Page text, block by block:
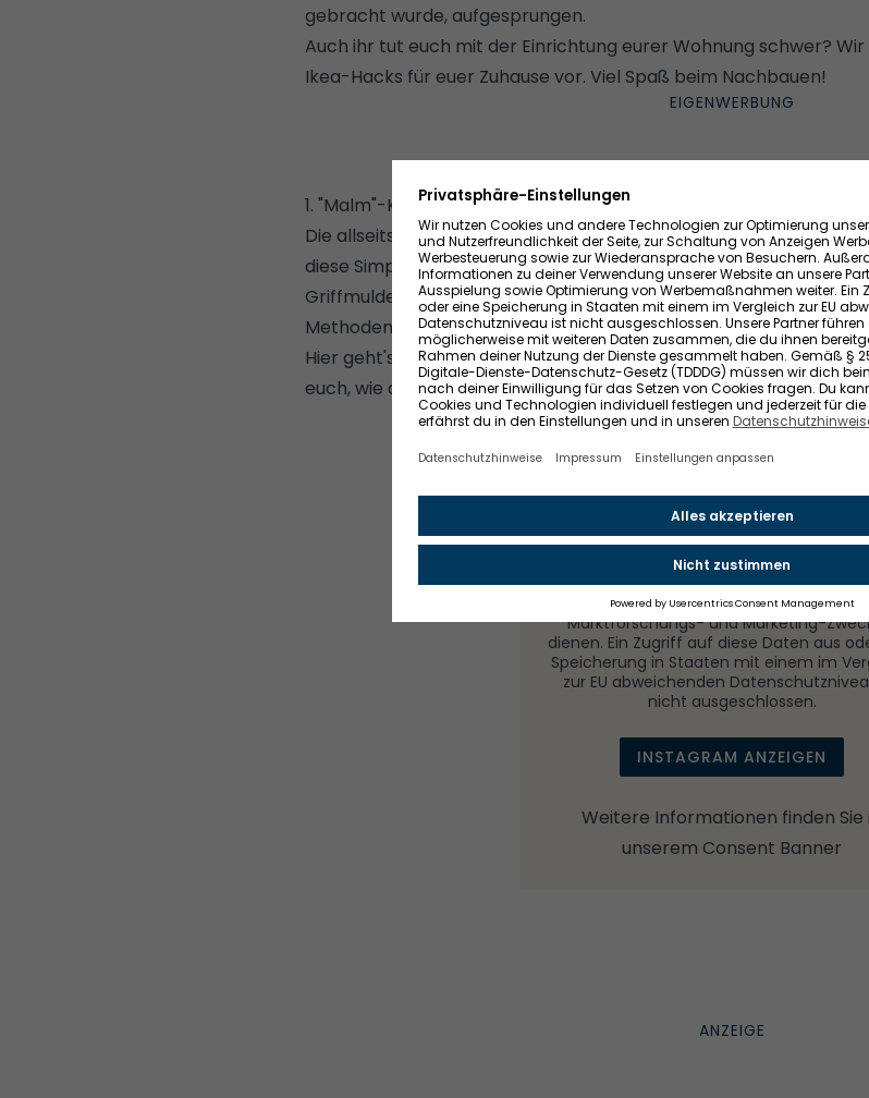
gebracht wurde, aufgesprungen.
Auch ihr tut euch mit der Einrichtung eurer Wohnung schwer?
Ikea-Hacks für euer Zuhause vor. Viel Spaß beim Nachbauen!
1. "Malm"-Kommode ganz einfach aufpeppen
Die allseits bekannten "Malm"-Kommoden sind schlicht und
diese Simplizität verzichten sie sogar auf optische Griffe.
Griffmulde am oberen Schubladenrand zufrieden geben. Wenn
Methoden etwas aufpeppen wollt, verpasst den Schubladen
Hier geht's direkt zurMalm-Kommode im Online-Shop von Ikea
euch, wie dieser relativ simple Ikea-Hack umgesetzt aussehen
Beim Anzeigen dieses Inhalts werden
Adresse, Geräteinformationen, Referrer
Zeitstempel an Instagram übermittelt
Cookies gesetzt. Diese Daten können
auch zu eigenen Zwecken,
Analyse des Nutzungsverhaltens zu
Marktforschungs- und Marketing-
dienen. Ein Zugriff auf diese Daten aus
Speicherung in Staaten mit einem im
zur EU abweichenden
nicht ausgeschlossen.
INSTAGRAM ANZEIGEN
Weitere Informationen finden Sie
unserem Consent Banner